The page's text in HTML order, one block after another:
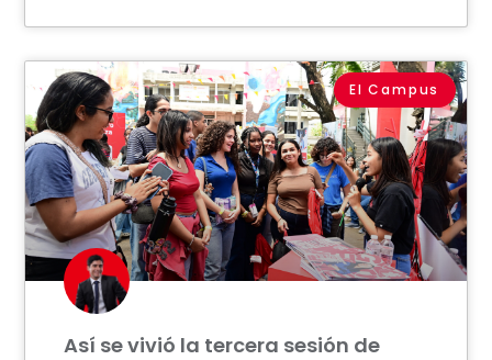
El Campus
Así se vivió la tercera sesión de